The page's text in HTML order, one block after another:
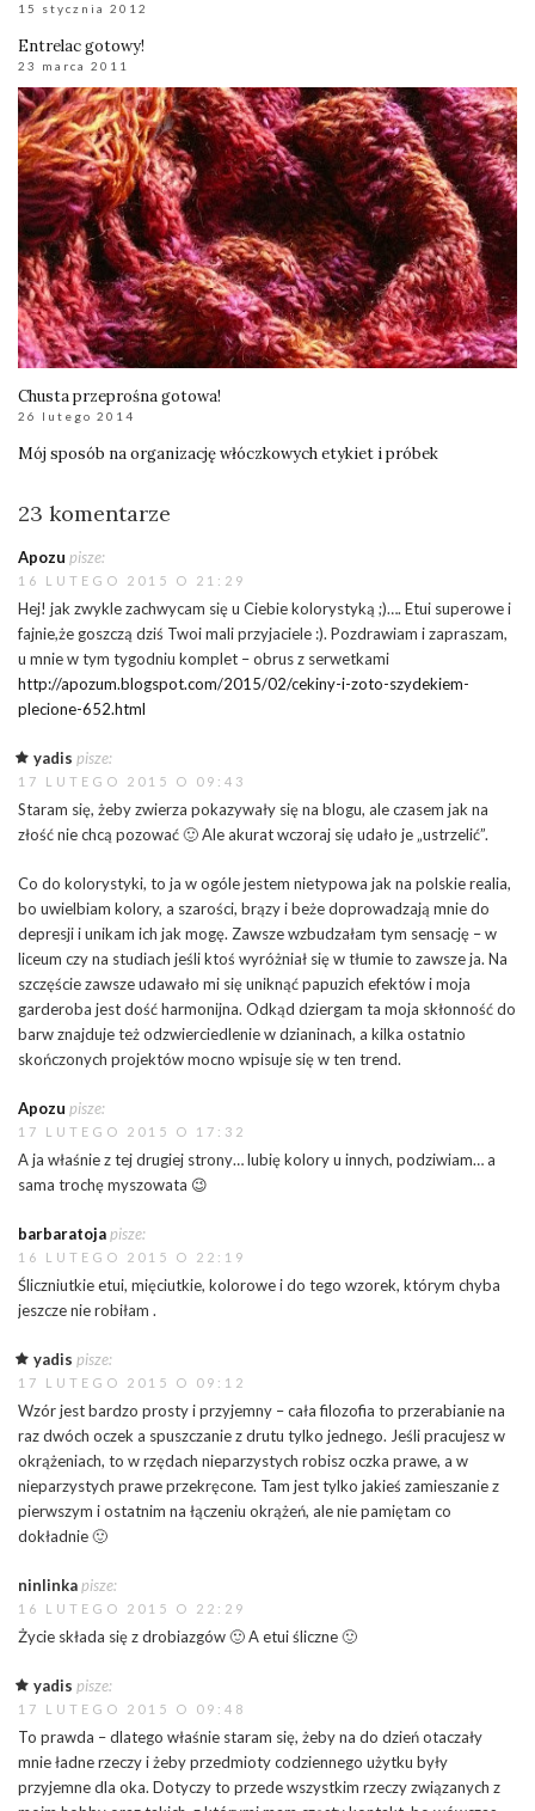
15 stycznia 2012
Entrelac gotowy!
23 marca 2011
Chusta przeprośna gotowa!
26 lutego 2014
Mój sposób na organizację włóczkowych etykiet i próbek
23 komentarze
Apozu pisze:
16 LUTEGO 2015 O 21:29
Hej! jak zwykle zachwycam się u Ciebie kolorystyką ;)…. Etui superowe i
fajnie,że goszczą dziś Twoi mali przyjaciele :). Pozdrawiam i zapraszam,
u mnie w tym tygodniu komplet – obrus z serwetkami
http://apozum.blogspot.com/2015/02/cekiny-i-zoto-szydekiem-
plecione-652.html
yadis pisze:
17 LUTEGO 2015 O 09:43
Staram się, żeby zwierza pokazywały się na blogu, ale czasem jak na
złość nie chcą pozować 🙂 Ale akurat wczoraj się udało je „ustrzelić”.
Co do kolorystyki, to ja w ogóle jestem nietypowa jak na polskie realia,
bo uwielbiam kolory, a szarości, brązy i beże doprowadzają mnie do
depresji i unikam ich jak mogę. Zawsze wzbudzałam tym sensację – w
liceum czy na studiach jeśli ktoś wyróżniał się w tłumie to zawsze ja. Na
szczęście zawsze udawało mi się uniknąć papuzich efektów i moja
garderoba jest dość harmonijna. Odkąd dziergam ta moja skłonność do
barw znajduje też odzwierciedlenie w dzianinach, a kilka ostatnio
skończonych projektów mocno wpisuje się w ten trend.
Apozu pisze:
17 LUTEGO 2015 O 17:32
A ja właśnie z tej drugiej strony… lubię kolory u innych, podziwiam… a
sama trochę myszowata 😉
barbaratojapisze:
16 LUTEGO 2015 O 22:19
Śliczniutkie etui, mięciutkie, kolorowe i do tego wzorek, którym chyba
jeszcze nie robiłam .
yadis pisze:
17 LUTEGO 2015 O 09:12
Wzór jest bardzo prosty i przyjemny – cała filozofia to przerabianie na
raz dwóch oczek a spuszczanie z drutu tylko jednego. Jeśli pracujesz w
okrążeniach, to w rzędach nieparzystych robisz oczka prawe, a w
nieparzystych prawe przekręcone. Tam jest tylko jakieś zamieszanie z
pierwszym i ostatnim na łączeniu okrążeń, ale nie pamiętam co
dokładnie 🙂
ninlinkapisze:
16 LUTEGO 2015 O 22:29
Życie składa się z drobiazgów 🙂 A etui śliczne 🙂
yadis pisze:
17 LUTEGO 2015 O 09:48
To prawda – dlatego właśnie staram się, żeby na do dzień otaczały
mnie ładne rzeczy i żeby przedmioty codziennego użytku były
przyjemne dla oka. Dotyczy to przede wszystkim rzeczy związanych z